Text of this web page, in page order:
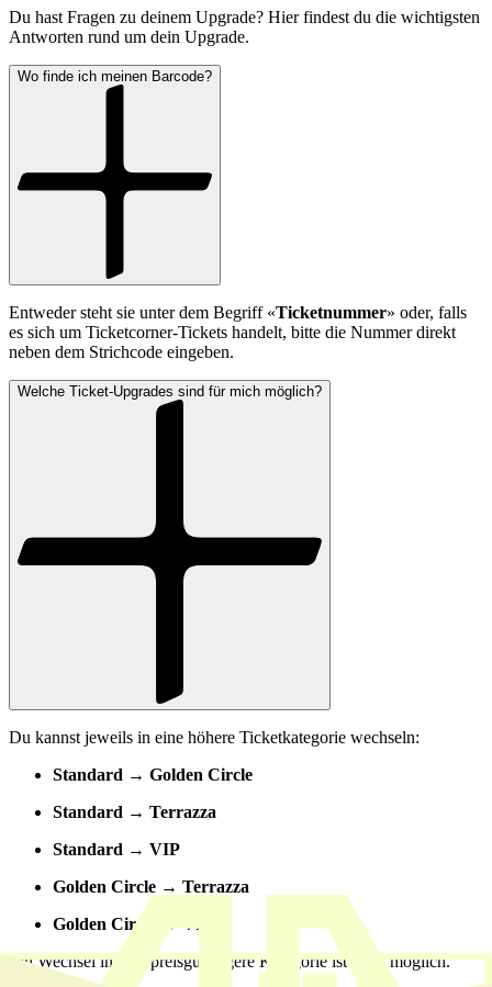
Du hast Fragen zu deinem Upgrade? Hier findest du die wichtigsten
Antworten rund um dein Upgrade.
Wo finde ich meinen Barcode?
Entweder steht sie unter dem Begriff «Ticketnummer» oder, falls
es sich um Ticketcorner-Tickets handelt, bitte die Nummer direkt
neben dem Strichcode eingeben.
Welche Ticket-Upgrades sind für mich möglich?
Du kannst jeweils in eine höhere Ticketkategorie wechseln:
Standard → Golden Circle
Standard → Terrazza
Standard → VIP
Golden Circle → Terrazza
Golden Circle → VIP
Ein Wechsel in eine preisgünstigere Kategorie ist nicht möglich.